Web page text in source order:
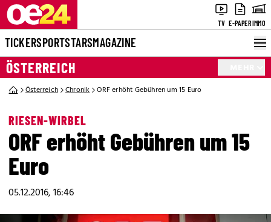
TV E-PAPERIMMO
TICKERSPORTSTARSMAGAZINE
ÖSTERREICH
Österreich Chronik ORF erhöht Gebühren um 15 Euro
RIESEN-WIRBEL
ORF erhöht Gebühren um 15
Euro
05.12.2016, 16:46